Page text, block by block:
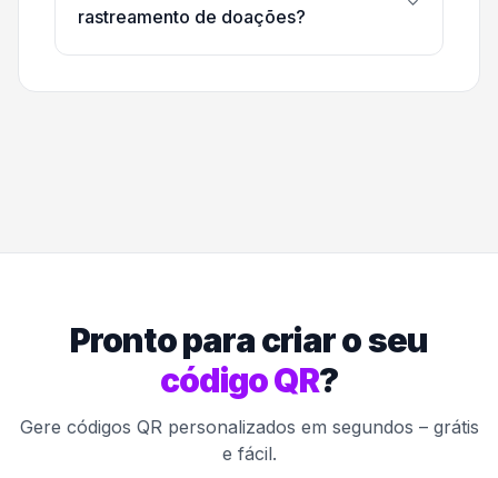
rastreamento de doações?
Pronto para criar o seu
código QR?
Gere códigos QR personalizados em segundos – grátis
e fácil.